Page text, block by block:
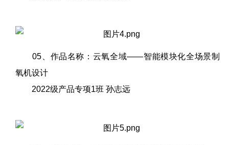
05、作品名称：云氧全域——智能模块化全场景制
氧机设计
2022级产品专项1班 孙志远